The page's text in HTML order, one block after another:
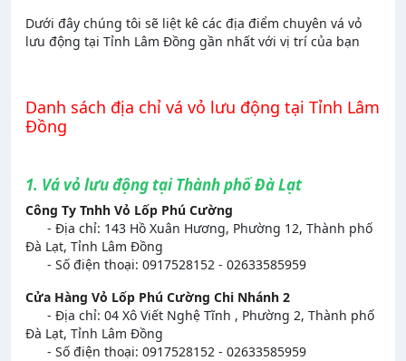
Dưới đây chúng tôi sẽ liệt kê các địa điểm chuyên vá vỏ
lưu động tại Tỉnh Lâm Đồng gần nhất với vị trí của bạn
Danh sách địa chỉ vá vỏ lưu động tại Tỉnh Lâm
Đồng
1. Vá vỏ lưu động tại Thành phố Đà Lạt
Công Ty Tnhh Vỏ Lốp Phú Cường
- Địa chỉ: 143 Hồ Xuân Hương, Phường 12, Thành phố
Đà Lạt, Tỉnh Lâm Đồng
- Số điện thoại: 0917528152 - 02633585959
Cửa Hàng Vỏ Lốp Phú Cường Chi Nhánh 2
- Địa chỉ: 04 Xô Viết Nghệ Tĩnh , Phường 2, Thành phố
Đà Lạt, Tỉnh Lâm Đồng
- Số điện thoại: 0917528152 - 02633585959